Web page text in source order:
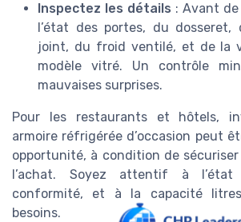
Inspectez les détails : Avant
l’état des portes, du dosseret,
joint, du froid ventilé, et de la
modèle vitré. Un contrôle
mauvaises surprises.
Pour les restaurants et hôtels,
armoire réfrigérée d’occasion peut
opportunité, à condition de
l’achat. Soyez attentif à
conformité, et à la capacité
besoins.